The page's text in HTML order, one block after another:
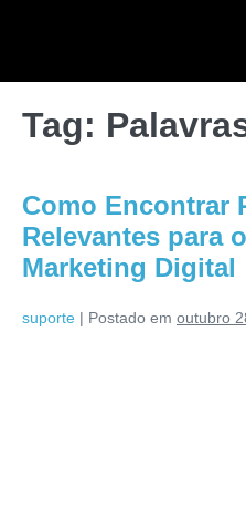
Tag:
Como Encontrar
Relevantes para
Marketing Digital
suporte | Postado em outubro